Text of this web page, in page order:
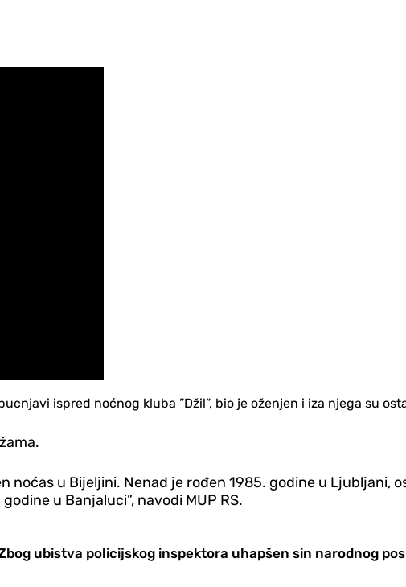
ispred noćnog kluba ”Džil”, bio je oženjen i iza njega su
noćas u Bijeljini. Nenad je rođen 1985. godine u Ljubljani,
u Banjaluci”, navodi MUP RS.
Zbog ubistva policijskog inspektora uhapšen sin narodnog